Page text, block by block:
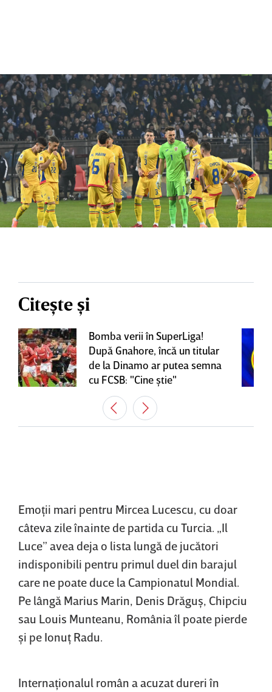
Citește și
Bomba verii în SuperLiga!
După Gnahore, încă un titular
de la Dinamo ar putea semna
cu FCSB: "Cine ştie"
Emoţii mari pentru Mircea Lucescu, cu doar
câteva zile înainte de partida cu Turcia. „Il
Luce” avea deja o lista lungă de jucători
indisponibili pentru primul duel din barajul
care ne poate duce la Campionatul Mondial.
Pe lângă Marius Marin, Denis Drăguş, Chipciu
sau Louis Munteanu, România îl poate pierde
şi pe Ionuţ Radu.
Internaţionalul român a acuzat dureri în